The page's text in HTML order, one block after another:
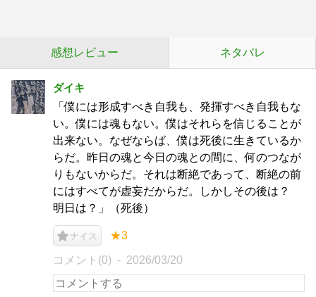
感想レビュー ネタバレ
ダイキ
「僕には形成すべき自我も、発揮すべき自我もな
い。僕には魂もない。僕はそれらを信じることが
出来ない。なぜならば、僕は死後に生きているか
らだ。昨日の魂と今日の魂との間に、何のつなが
りもないからだ。それは断絶であって、断絶の前
にはすべてが虚妄だからだ。しかしその後は？
明日は？」（死後）
ナイス ★3
コメント(0) 2026/03/20